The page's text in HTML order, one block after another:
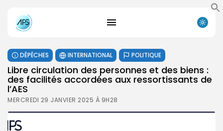
DÉPÊCHES INTERNATIONAL POLITIQUE
Libre circulation des personnes et des biens :
des facilités accordées aux ressortissants de
l’AES
MERCREDI 29 JANVIER 2025 À 9H28